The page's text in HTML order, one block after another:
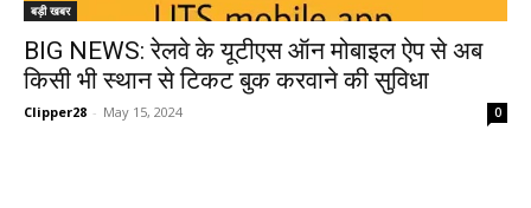
बड़ी खबर
BIG NEWS: रेलवे के यूटीएस ऑन मोबाइल ऐप से अब
किसी भी स्थान से टिकट बुक करवाने की सुविधा
Clipper28 - May 15, 2024 0